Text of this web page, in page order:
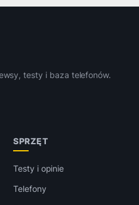
testy i baza telefonów.
SPRZĘT
Testy i opinie
Telefony